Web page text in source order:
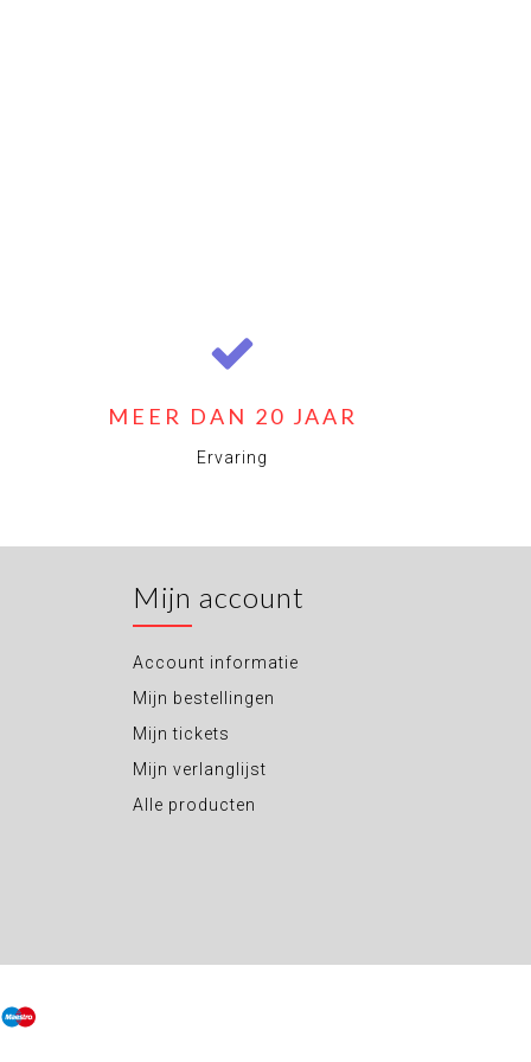
MEER DAN 20 JAAR
Ervaring
Mijn account
Account informatie
Mijn bestellingen
Mijn tickets
Mijn verlanglijst
Alle producten